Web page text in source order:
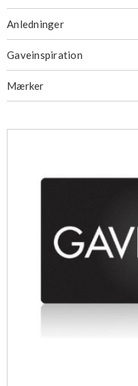
Anledninger
Gaveinspiration
Mærker